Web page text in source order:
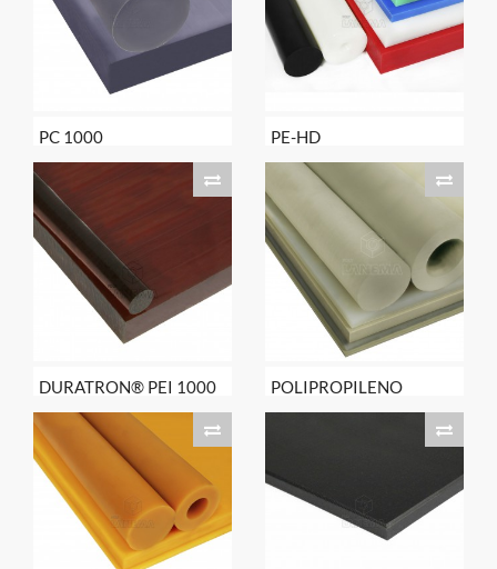
PC 1000 PE-HD
DURATRON® PEI 1000 POLIPROPILENO